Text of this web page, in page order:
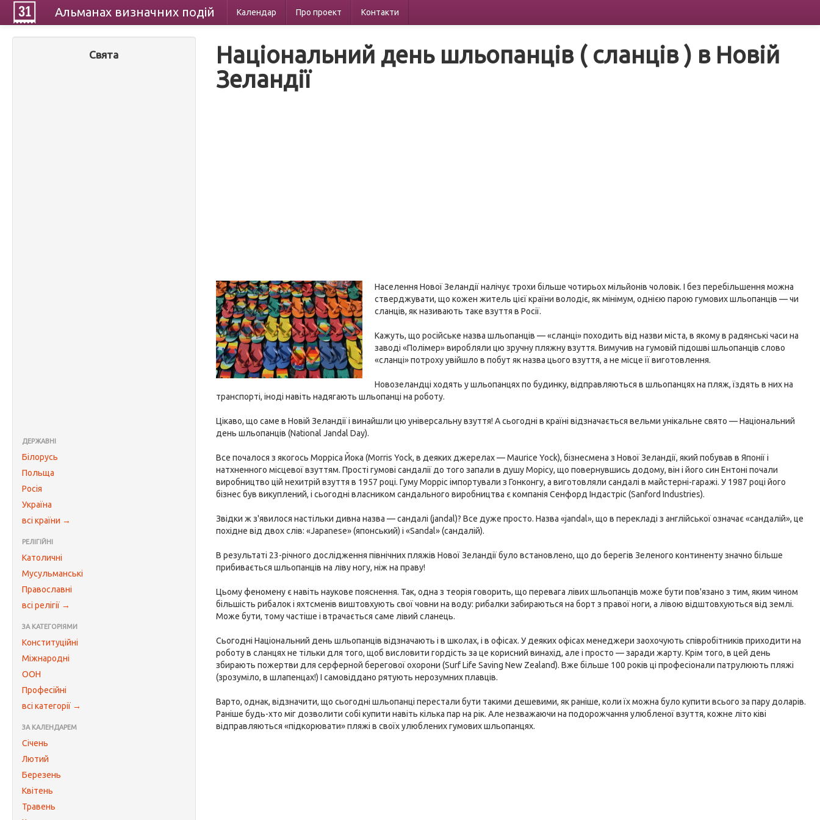
Альманах визначних подій Календар Про проект Контакти
Свята
ДЕРЖАВНІ
Білорусь
Польща
Росія
Україна
всі країни →
РЕЛІГІЙНІ
Католичні
Мусульманські
Православні
всі релігії →
ЗА КАТЕГОРІЯМИ
Конституційні
Міжнародні
ООН
Професійні
всі категорії →
ЗА КАЛЕНДАРЕМ
Січень
Лютий
Березень
Квітень
Травень
Національний день шльопанців ( сланців ) в Новій
Зеландії
Населення Нової Зеландії налічує трохи більше чотирьох мільйонів чоловік. І без перебільшення можна
стверджувати, що кожен житель цієї країни володіє, як мінімум, однією парою гумових шльопанців — чи
сланців, як називають таке взуття в Росії.
Кажуть, що російське назва шльопанців — «сланці» походить від назви міста, в якому в радянські часи на
заводі «Полімер» виробляли цю зручну пляжну взуття. Вимучив на гумовій підошві шльопанців слово
«сланці» потроху увійшло в побут як назва цього взуття, а не місце її виготовлення.
Новозеландці ходять у шльопанцях по будинку, відправляються в шльопанцях на пляж, їздять в них на
транспорті, іноді навіть надягають шльопанці на роботу.
Цікаво, що саме в Новій Зеландії і винайшли цю універсальну взуття! А сьогодні в країні відзначається вельми унікальне свято — Національний
день шльопанців (National Jandal Day).
Все почалося з якогось Морріса Йока (Morris Yock, в деяких джерелах — Maurice Yock), бізнесмена з Нової Зеландії, який побував в Японії і
натхненного місцевої взуттям. Прості гумові сандалії до того запали в душу Морісу, що повернувшись додому, він і його син Ентоні почали
виробництво цій нехитрій взуття в 1957 році. Гуму Морріс імпортували з Гонконгу, а виготовляли сандалі в майстерні-гаражі. У 1987 році його
бізнес був викуплений, і сьогодні власником сандального виробництва є компанія Сенфорд Індастріс (Sanford Industries).
Звідки ж з'явилося настільки дивна назва — сандалі (jandal)? Все дуже просто. Назва «jandal», що в перекладі з англійської означає «сандалій», це
похідне від двох слів: «Japanese» (японський) і «Sandal» (сандалій).
В результаті 23-річного дослідження північних пляжів Нової Зеландії було встановлено, що до берегів Зеленого континенту значно більше
прибивається шльопанців на ліву ногу, ніж на праву!
Цьому феномену є навіть наукове пояснення. Так, одна з теорія говорить, що перевага лівих шльопанців може бути пов'язано з тим, яким чином
більшість рибалок і яхтсменів виштовхують свої човни на воду: рибалки забираються на борт з правої ноги, а лівою відштовхуються від землі.
Може бути, тому частіше і втрачається саме лівий сланець.
Сьогодні Національний день шльопанців відзначають і в школах, і в офісах. У деяких офісах менеджери заохочують співробітників приходити на
роботу в сланцях не тільки для того, щоб висловити гордість за це корисний винахід, але і просто — заради жарту. Крім того, в цей день
збирають пожертви для серферной берегової охорони (Surf Life Saving New Zealand). Вже більше 100 років ці професіонали патрулюють пляжі
(зрозуміло, в шлапенцах!) І самовіддано рятують нерозумних плавців.
Варто, однак, відзначити, що сьогодні шльопанці перестали бути такими дешевими, як раніше, коли їх можна було купити всього за пару доларів.
Раніше будь-хто міг дозволити собі купити навіть кілька пар на рік. Але незважаючи на подорожчання улюбленої взуття, кожне літо ківі
відправляються «підкорювати» пляжі в своїх улюблених гумових шльопанцях.